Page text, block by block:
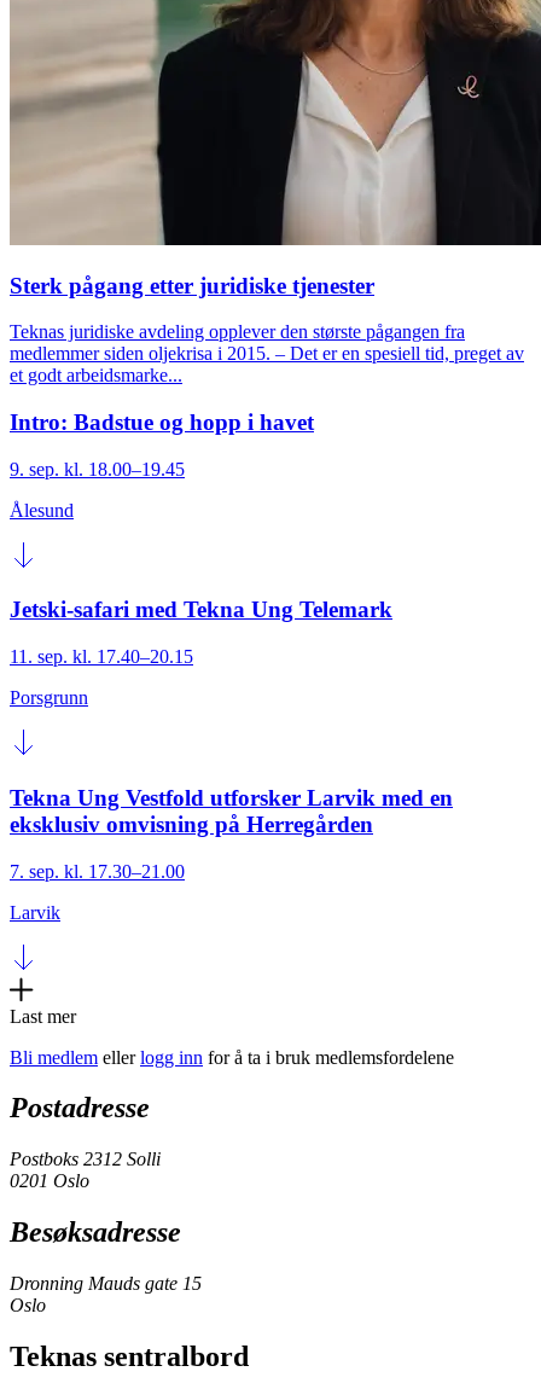
Sterk pågang etter juridiske tjenester
Teknas juridiske avdeling opplever den største pågangen fra
medlemmer siden oljekrisa i 2015. – Det er en spesiell tid, preget av
et godt arbeidsmarke...
Intro: Badstue og hopp i havet
9. sep. kl. 18.00–19.45
Ålesund
Jetski-safari med Tekna Ung Telemark
11. sep. kl. 17.40–20.15
Porsgrunn
Tekna Ung Vestfold utforsker Larvik med en
eksklusiv omvisning på Herregården
7. sep. kl. 17.30–21.00
Larvik
Last mer
Bli medlem ellerlogg inn for å ta i bruk medlemsfordelene
Postadresse
Postboks 2312 Solli
0201 Oslo
Besøksadresse
Dronning Mauds gate 15
Oslo
Teknas sentralbord